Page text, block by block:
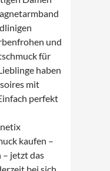
und
für
haben
mit
perfekt
kaufen –
– jetzt das